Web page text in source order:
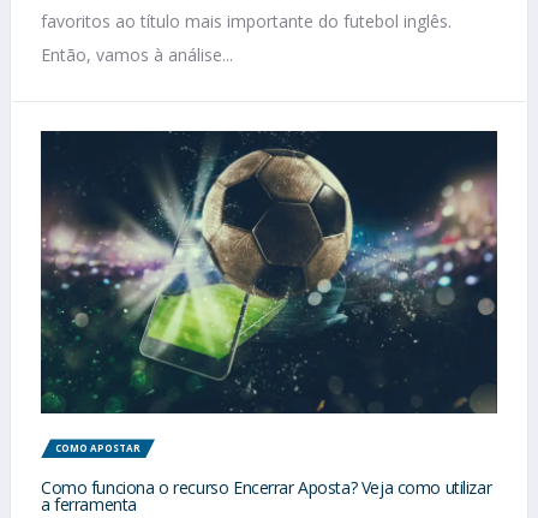
favoritos ao título mais importante do futebol inglês.
Então, vamos à análise...
COMO APOSTAR
Como funciona o recurso Encerrar Aposta? Veja como utilizar
a ferramenta